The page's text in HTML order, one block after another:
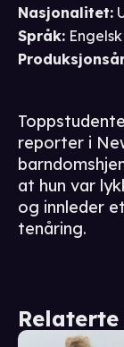
Nasjonalitet:
Språk: Engelsk
reporter i
at hun var
og innleder
tenåring.